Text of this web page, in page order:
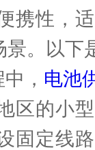
携性，
。以下
， 电池
区的小
固定线